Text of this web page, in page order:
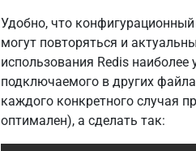
Удобно, что
могут повторяться и
использования Redis
подключаемого в других
каждого конкретного случая
оптимален), а сделать так: